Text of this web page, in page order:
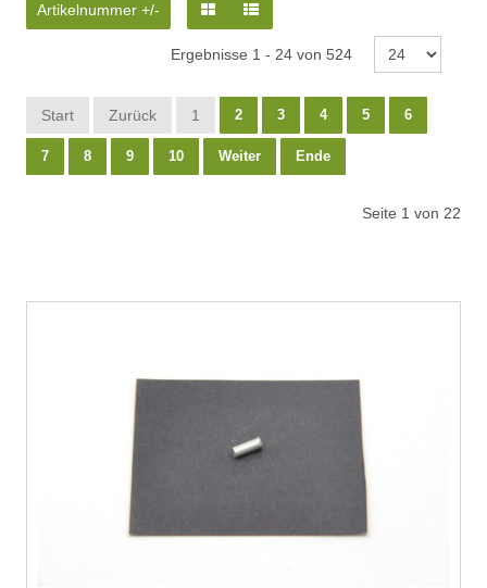
Artikelnummer +/-
Ergebnisse 1 - 24 von 524
Start Zurück 1 2 3 4 5 6
7 8 9 10 Weiter Ende
Seite 1 von 22